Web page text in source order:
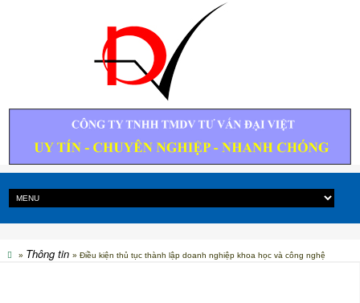
» Thông tin » Điều kiện thủ tục thành lập doanh nghiệp khoa học và công nghệ